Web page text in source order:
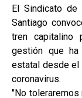
El Sindicato
Santiago
tren capitalino
gestión que
estatal desde el
coronavirus.
"No